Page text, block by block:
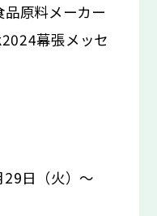
原料メーカー
幕張メッセ
日（火）～